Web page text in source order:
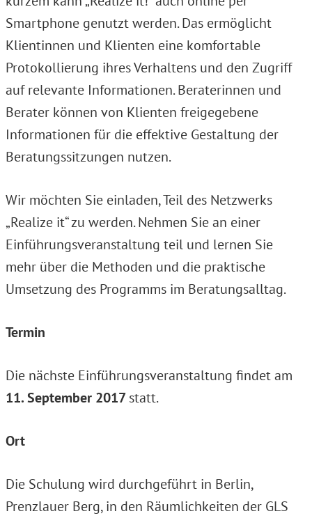
Smartphone genutzt werden. Das ermöglicht
Klientinnen und Klienten eine komfortable
Protokollierung ihres Verhaltens und den Zugriff
auf relevante Informationen. Beraterinnen und
Berater können von Klienten freigegebene
Informationen für die effektive Gestaltung der
Beratungssitzungen nutzen.
Wir möchten Sie einladen, Teil des Netzwerks
„Realize it“ zu werden. Nehmen Sie an einer
Einführungsveranstaltung teil und lernen Sie
mehr über die Methoden und die praktische
Umsetzung des Programms im Beratungsalltag.
Termin
Die nächste Einführungsveranstaltung findet am
11. September 2017statt.
Ort
Die Schulung wird durchgeführt in Berlin,
Prenzlauer Berg, in den Räumlichkeiten der GLS